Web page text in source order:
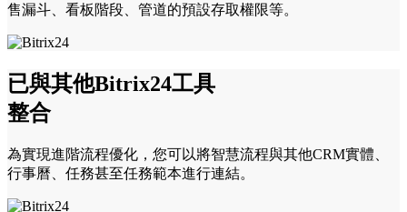
售漏斗、看板階段、管道的預設存取權限等。
已與其他Bitrix24工具
整合
為實現進階流程優化，您可以將智慧流程與其他CRM實體、
行事曆、任務甚至任務範本進行連結。